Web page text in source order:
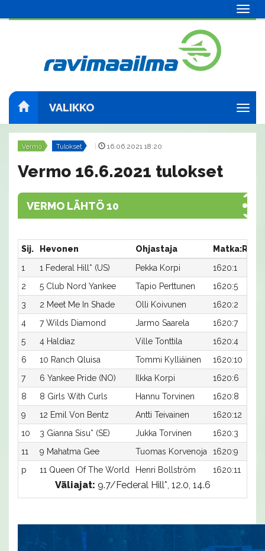
VALIKKO
Vermo Tulokset 16.06.2021 18:20
Vermo 16.6.2021 tulokset
VERMO LÄHTÖ 10
Sij. Hevonen Ohjastaja
Matka:Rata
1
1 Federal Hill* (US) Pekka Korpi
1620:1
2
5 Club Nord Yankee Tapio Perttunen
1620:5
3
2 Meet Me In Shade Olli Koivunen
1620:2
4
7 Wilds Diamond Jarmo Saarela
1620:7
5
4 Haldiaz Ville Tonttila
1620:4
6
10 Ranch Qluisa Tommi Kylliäinen
1620:10
7
6 Yankee Pride (NO) Ilkka Korpi
1620:6
8
8 Girls With Curls Hannu Torvinen
1620:8
9
12 Emil Von Bentz Antti Teivainen
1620:12
10
3 Gianna Sisu* (SE) Jukka Torvinen
1620:3
11
9 Mahatma Gee Tuomas Korvenoja
1620:9
p
11 Queen Of The World Henri Bollström 1620:11
Väliajat: 9.7/Federal Hill*, 12.0, 14.6